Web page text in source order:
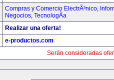
Compras y Comercio ElectrÃ³nico,
Negocios, TecnologÃ­a
Realizar una oferta!
e-productos.com
Serán consideradas